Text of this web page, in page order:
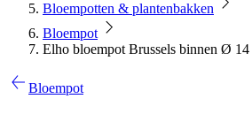
Bloempotten & plantenbakken
Bloempot
Elho bloempot Brussels binnen Ø 14
Bloempot